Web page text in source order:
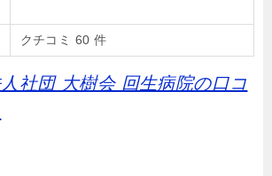
クチコミ 60 件
社団 大樹会 回生病院の口コ